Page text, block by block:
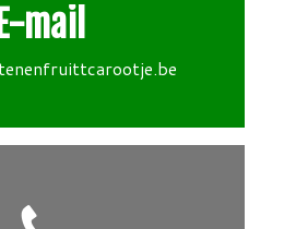
E-mail